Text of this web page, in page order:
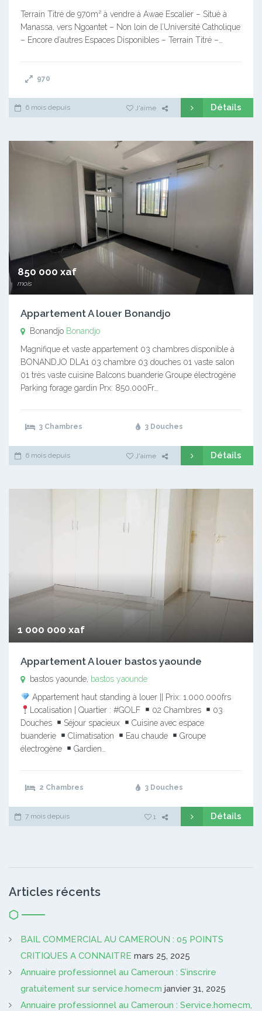
Terrain Titré de 970m² à vendre à Awae Escalier – Situé à
Manassa, vers Ngoantet – Non loin de l’Université Catholique
– Encore d’autres Espaces Disponibles – Terrain Titré –…
970
6 mois depuis J'aime Détails
850 000 xaf
mois
Appartement A louer Bonandjo
Bonandjo Bonandjo
Magnifique et vaste appartement 03 chambres disponible à
BONANDJO DLA1 03 chambre 03 douches 01 vaste salon
01 très vaste cuisine Balcons buanderie Groupe électrogène
Parking forage gardin Prx: 850.000Fr…
3 Chambres 3 Douches
6 mois depuis J'aime Détails
1 000 000 xaf
Appartement A louer bastos yaounde
bastos yaounde, bastos yaounde
Appartement haut standing à louer || Prix: 1.000.000frs
Localisation | Quartier : #GOLF
02 Chambres
03
Douches
Séjour spacieux
Cuisine avec espace
buanderie
Climatisation Eau chaude
Groupe
électrogène
Gardien…
2 Chambres 3 Douches
7 mois depuis 1 Détails
Articles récents
BAIL COMMERCIAL AU CAMEROUN : 05 POINTS
CRITIQUES A CONNAITRE mars 25, 2025
Annuaire professionnel au Cameroun : S’inscrire
gratuitement sur service.homecm janvier 31, 2025
Annuaire professionnel au Cameroun : Service.homecm,